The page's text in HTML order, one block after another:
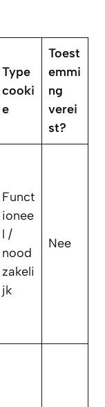
Type
cooki
e
Toest
emmi
ng
verei
st?
Funct
ionee
l /
nood
zakeli
jk
Nee